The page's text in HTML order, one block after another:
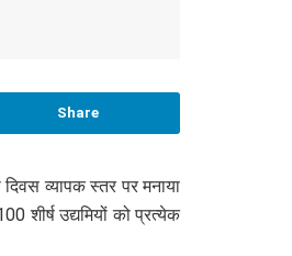
Share
व्यापक स्तर पर मनाया
शीर्ष उद्यमियों को प्रत्येक